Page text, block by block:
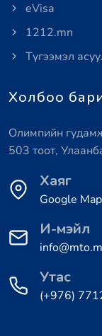
eVisa
1212.mn
Түгээмэл
Холбоо
Олимпийн
503 тоот,
Хаяг
Google
И-мэйл
Утас
(+976)